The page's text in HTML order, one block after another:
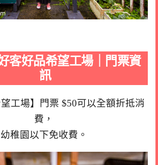
客好品希望工場｜門票資
訊
望工場】門票 $50可以全額折抵消
費，
幼稚園以下免收費。